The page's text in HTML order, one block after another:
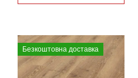
Безкоштовна доставка